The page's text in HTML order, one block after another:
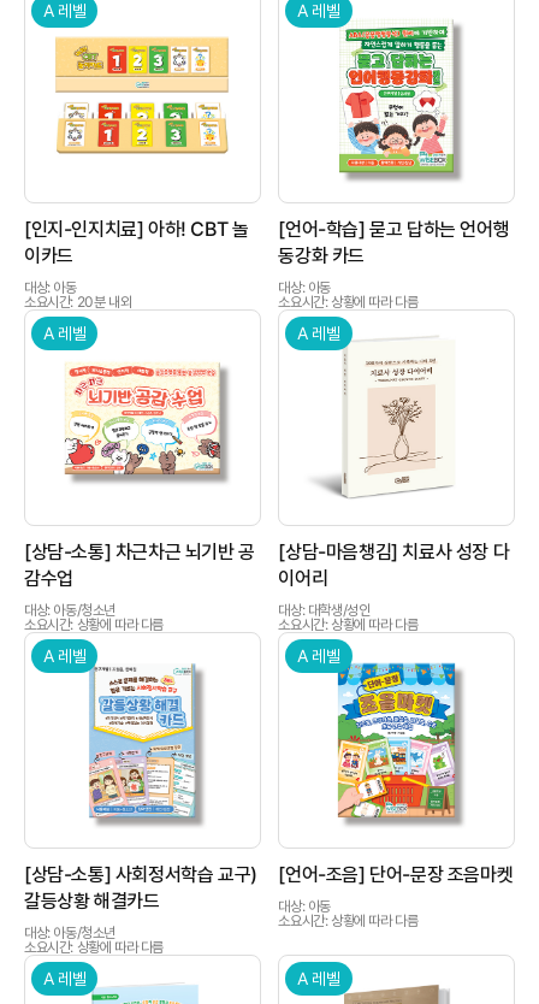
상품이미지
A 레벨
[인지-인지치료] 아하! CBT 놀
이카드
대상: 아동
소요시간: 20분 내외
상품이미지
A 레벨
[언어-학습] 묻고 답하는 언어행
동강화 카드
대상: 아동
소요시간: 상황에 따라 다름
상품이미지
A 레벨
[상담-소통] 차근차근 뇌기반 공
감수업
대상: 아동/청소년
소요시간: 상황에 따라 다름
상품이미지
A 레벨
[상담-마음챙김] 치료사 성장 다
이어리
대상: 대학생/성인
소요시간: 상황에 따라 다름
상품이미지
A 레벨
[상담-소통] 사회정서학습 교구)
갈등상황 해결카드
대상: 아동/청소년
소요시간: 상황에 따라 다름
상품이미지
A 레벨
[언어-조음] 단어-문장 조음마켓
대상: 아동
소요시간: 상황에 따라 다름
A 레벨 A 레벨